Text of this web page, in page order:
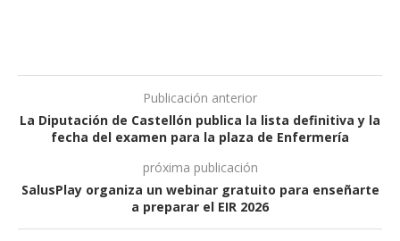
Publicación anterior
La Diputación de Castellón publica la lista definitiva y la
fecha del examen para la plaza de Enfermería
próxima publicación
SalusPlay organiza un webinar gratuito para enseñarte
a preparar el EIR 2026